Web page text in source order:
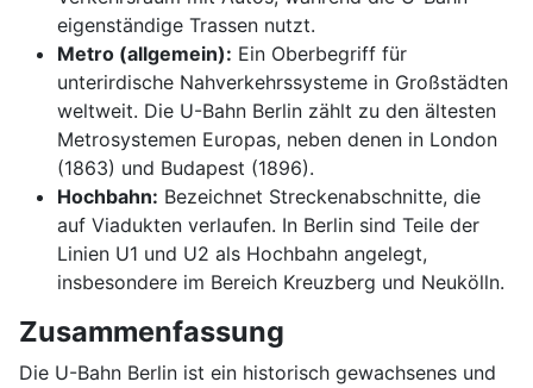
eigenständige Trassen nutzt.
Metro (allgemein): Ein Oberbegriff für
unterirdische Nahverkehrssysteme in Großstädten
weltweit. Die U-Bahn Berlin zählt zu den ältesten
Metrosystemen Europas, neben denen in London
(1863) und Budapest (1896).
Hochbahn: Bezeichnet Streckenabschnitte, die
auf Viadukten verlaufen. In Berlin sind Teile der
Linien U1 und U2 als Hochbahn angelegt,
insbesondere im Bereich Kreuzberg und Neukölln.
Zusammenfassung
Die U-Bahn Berlin ist ein historisch gewachsenes und